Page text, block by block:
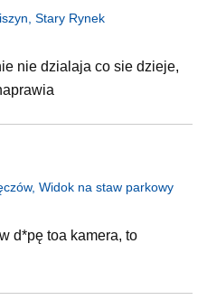
Stary Rynek
nie dzialaja co sie dzieje,
Widok na staw parkowy
d*pę toa kamera, to